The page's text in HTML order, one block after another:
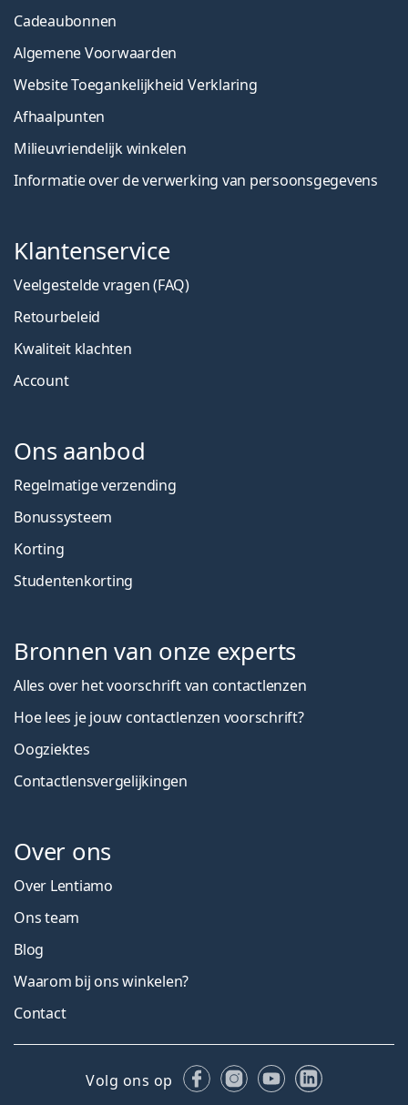
Cadeaubonnen
Algemene Voorwaarden
Website Toegankelijkheid Verklaring
Afhaalpunten
Milieuvriendelijk winkelen
Informatie over de verwerking van persoonsgegevens
Klantenservice
Veelgestelde vragen (FAQ)
Retourbeleid
Kwaliteit klachten
Account
Ons aanbod
Regelmatige verzending
Bonussysteem
Korting
Studentenkorting
Bronnen van onze experts
Alles over het voorschrift van contactlenzen
Hoe lees je jouw contactlenzen voorschrift?
Oogziektes
Contactlensvergelijkingen
Over ons
Over Lentiamo
Ons team
Blog
Waarom bij ons winkelen?
Contact
Volg ons op FacebookInstagram
YouTubeLinkedIn